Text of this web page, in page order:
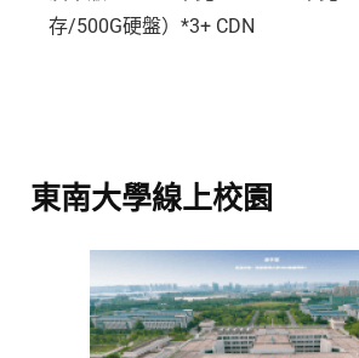
存/500G硬盤）*3+ CDN
東南大學線上校園